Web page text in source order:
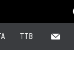
TTB